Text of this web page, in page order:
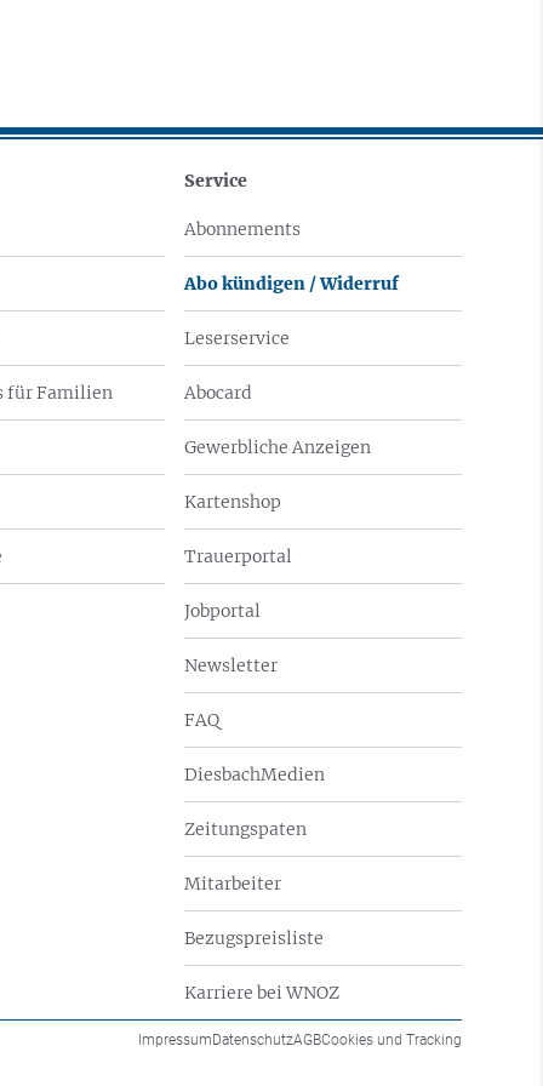
für Familien
Service
Abonnements
Abo kündigen / Widerruf
Leserservice
Abocard
Gewerbliche Anzeigen
Kartenshop
Trauerportal
Jobportal
Newsletter
FAQ
DiesbachMedien
Zeitungspaten
Mitarbeiter
Bezugspreisliste
Karriere bei WNOZ
ImpressumDatenschutzAGBCookies und Tracking